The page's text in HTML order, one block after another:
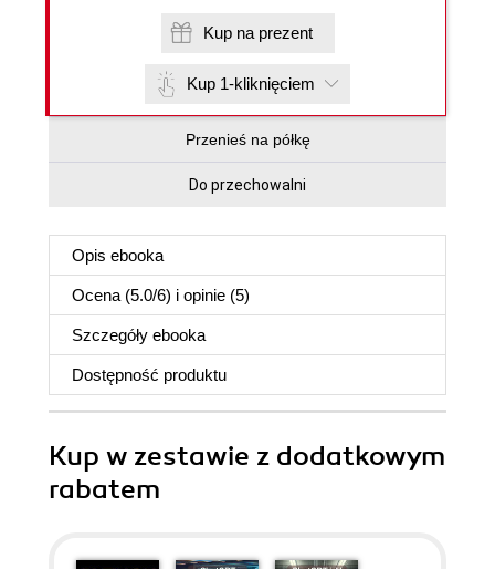
Kup na prezent
Kup 1-kliknięciem
Przenieś na półkę
Do przechowalni
Opis ebooka
Ocena (5.0/6) i opinie (5)
Szczegóły ebooka
Dostępność produktu
Kup w zestawie z dodatkowym
rabatem